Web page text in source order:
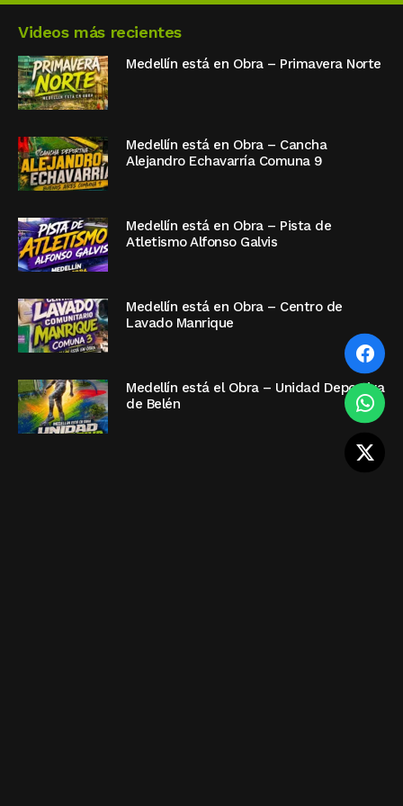
Videos más recientes
Medellín está en Obra – Primavera Norte
Medellín está en Obra – Cancha
Alejandro Echavarría Comuna 9
Medellín está en Obra – Pista de
Atletismo Alfonso Galvis
Medellín está en Obra – Centro de
Lavado Manrique
Medellín está el Obra – Unidad Deportiva
de Belén